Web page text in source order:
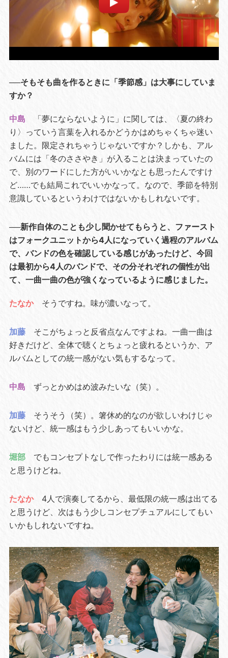
──そもそも曲を作るときに「季節感」は大事にしていま
すか？
中島
「夢にならないように」に関しては、〈夏の終わ
り〉っていう言葉を入れるかどうかはめちゃくちゃ迷い
ました。限定されちゃうじゃないですか？しかも、アル
バムには「冬のささやき」が入ることは決まっていたの
で、別のワードにした方がいいかなとも思ったんですけ
ど……でも結局これでいいかなって。なので、季節を特別
意識しているというわけではないかもしれないです。
──新作自体のことも少し聞かせてもらうと、ファースト
はフォークユニットから4人になっていく過程のアルバム
で、バンドの色を確認している感じがあったけど、今回
は最初から4人のバンドで、その分それぞれの個性が出
て、一曲一曲の色が強くなっているように感じました。
たなか そうですね。味が濃いなって。
加藤
そこがちょっと反省点なんですよね。一曲一曲は
好きだけど、全体で聴くとちょっと疲れるというか、ア
ルバムとしての統一感がない気もするなって。
中島 ずっとかめはめ波みたいな（笑）。
加藤
そうそう（笑）。箸休め的なのが欲しいわけじゃ
ないけど、統一感はもう少しあってもいいかな。
堀部
でもコンセプトなしで作ったわりには統一感ある
と思うけどね。
たなか
4人で演奏してるから、最低限の統一感は出てる
と思うけど、次はもう少しコンセプチュアルにしてもい
いかもしれないですね。